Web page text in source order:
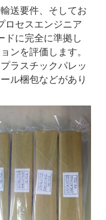
送要件、そしてお
ロセスエンジニア
ドに完全に準拠し
ンを評価します。
ラスチックパレッ
ル梱包などがあり